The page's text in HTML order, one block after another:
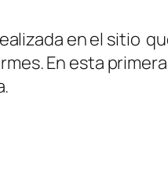
en el sitio
En esta